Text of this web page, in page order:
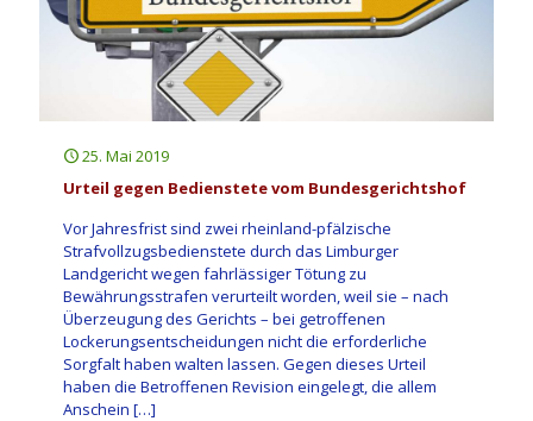
25. Mai 2019
Urteil gegen Bedienstete vom Bundesgerichtshof
Vor Jahresfrist sind zwei rheinland-pfälzische
Strafvollzugsbedienstete durch das Limburger
Landgericht wegen fahrlässiger Tötung zu
Bewährungsstrafen verurteilt worden, weil sie – nach
Überzeugung des Gerichts – bei getroffenen
Lockerungsentscheidungen nicht die erforderliche
Sorgfalt haben walten lassen. Gegen dieses Urteil
haben die Betroffenen Revision eingelegt, die allem
Anschein […]